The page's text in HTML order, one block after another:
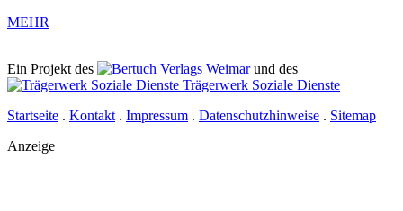
MEHR
Ein Projekt des Verlags Weimarund des
Trägerwerk Soziale Dienste
Startseite . Kontakt . Impressum . Datenschutzhinweise . Sitemap
Anzeige